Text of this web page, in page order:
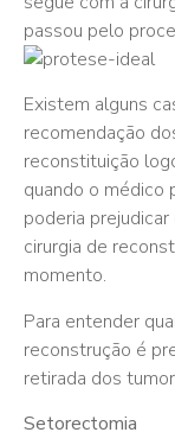
passou pelo
Existem alguns
recomendação
reconstituição
quando o médico
poderia
cirurgia de
momento.
Para entender
reconstrução é
retirada dos
Setorectomia